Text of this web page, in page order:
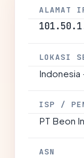
ALAMAT
LOKASI
Indonesia
ISP /
PT Beon
ASN